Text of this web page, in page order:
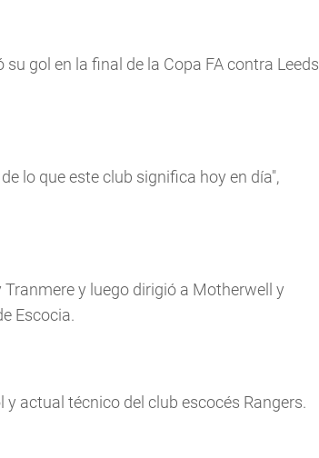
gol en la final de la Copa FA contra Leeds
lo que este club significa hoy en día",
y luego dirigió a Motherwell y
Escocia.
y actual técnico del club escocés Rangers.